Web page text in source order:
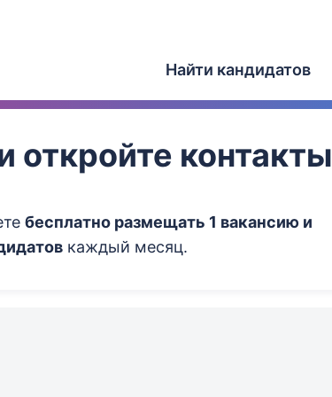
Найти кандидатов
откройте контакты
бесплатно размещать 1 вакансию и
каждый месяц.